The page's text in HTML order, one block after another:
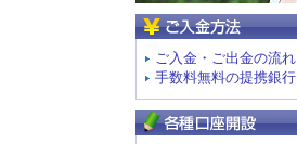
ご入金・ご出金の流れ
手数料無料の提携銀行